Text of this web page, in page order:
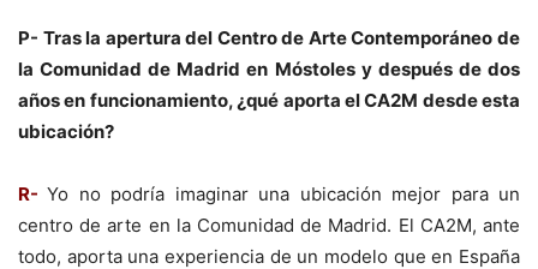
P- Tras la apertura del Centro de Arte Contemporáneo de
la Comunidad de Madrid en Móstoles y después de dos
años en funcionamiento, ¿qué aporta el CA2M desde esta
ubicación?
R-Yo no podría imaginar una ubicación mejor para un
centro de arte en la Comunidad de Madrid. El CA2M, ante
todo, aporta una experiencia de un modelo que en España